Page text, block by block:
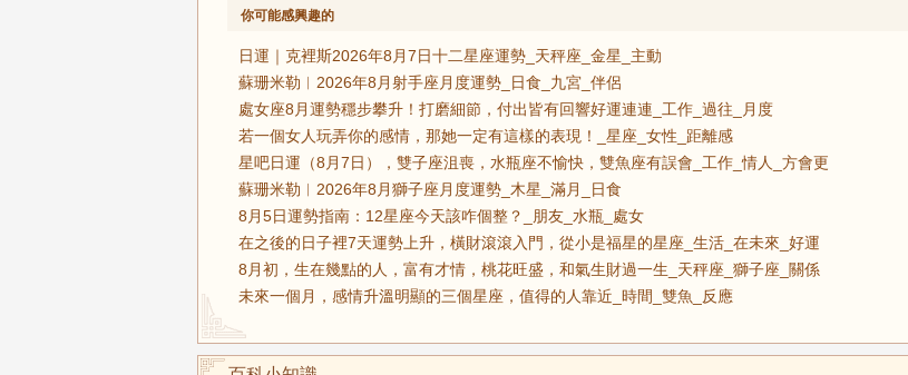
你可能感興趣的
日運｜克裡斯2026年8月7日十二星座運勢_天秤座_金星_主動
蘇珊米勒︱2026年8月射手座月度運勢_日食_九宮_伴侶
處女座8月運勢穩步攀升！打磨細節，付出皆有回響好運連連_工作_過往_月度
若一個女人玩弄你的感情，那她一定有這樣的表現！_星座_女性_距離感
星吧日運（8月7日），雙子座沮喪，水瓶座不愉快，雙魚座有誤會_工作_情人_方會更
蘇珊米勒︱2026年8月獅子座月度運勢_木星_滿月_日食
8月5日運勢指南：12星座今天該咋個整？_朋友_水瓶_處女
在之後的日子裡7天運勢上升，橫財滾滾入門，從小是福星的星座_生活_在未來_好運
8月初，生在幾點的人，富有才情，桃花旺盛，和氣生財過一生_天秤座_獅子座_關係
未來一個月，感情升溫明顯的三個星座，值得的人靠近_時間_雙魚_反應